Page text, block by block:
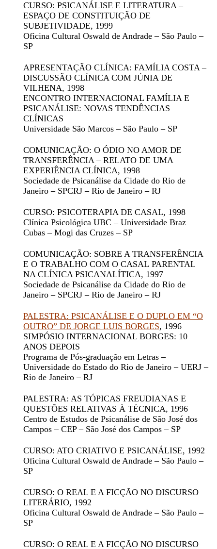
CURSO: PSICANÁLISE E LITERATURA –
ESPAÇO DE CONSTITUIÇÃO DE
SUBJETIVIDADE, 1999
Oficina Cultural Oswald de Andrade – São Paulo –
SP
APRESENTAÇÃO CLÍNICA: FAMÍLIA COSTA –
DISCUSSÃO CLÍNICA COM JÚNIA DE
VILHENA, 1998
ENCONTRO INTERNACIONAL FAMÍLIA E
PSICANÁLISE: NOVAS TENDÊNCIAS
CLÍNICAS
Universidade São Marcos – São Paulo – SP
COMUNICAÇÃO: O ÓDIO NO AMOR DE
TRANSFERÊNCIA – RELATO DE UMA
EXPERIÊNCIA CLÍNICA, 1998
Sociedade de Psicanálise da Cidade do Rio de
Janeiro – SPCRJ – Rio de Janeiro – RJ
CURSO: PSICOTERAPIA DE CASAL, 1998
Clínica Psicológica UBC – Universidade Braz
Cubas – Mogi das Cruzes – SP
COMUNICAÇÃO: SOBRE A TRANSFERÊNCIA
E O TRABALHO COM O CASAL PARENTAL
NA CLÍNICA PSICANALÍTICA, 1997
Sociedade de Psicanálise da Cidade do Rio de
Janeiro – SPCRJ – Rio de Janeiro – RJ
PALESTRA: PSICANÁLISE E O DUPLO EM “O
OUTRO” DE JORGE LUIS BORGES, 1996
SIMPÓSIO INTERNACIONAL BORGES: 10
ANOS DEPOIS
Programa de Pós-graduação em Letras –
Universidade do Estado do Rio de Janeiro – UERJ –
Rio de Janeiro – RJ
PALESTRA: AS TÓPICAS FREUDIANAS E
QUESTÕES RELATIVAS À TÉCNICA, 1996
Centro de Estudos de Psicanálise de São José dos
Campos – CEP – São José dos Campos – SP
CURSO: ATO CRIATIVO E PSICANÁLISE, 1992
Oficina Cultural Oswald de Andrade – São Paulo –
SP
CURSO: O REAL E A FICÇÃO NO DISCURSO
LITERÁRIO, 1992
Oficina Cultural Oswald de Andrade – São Paulo –
SP
CURSO: O REAL E A FICÇÃO NO DISCURSO